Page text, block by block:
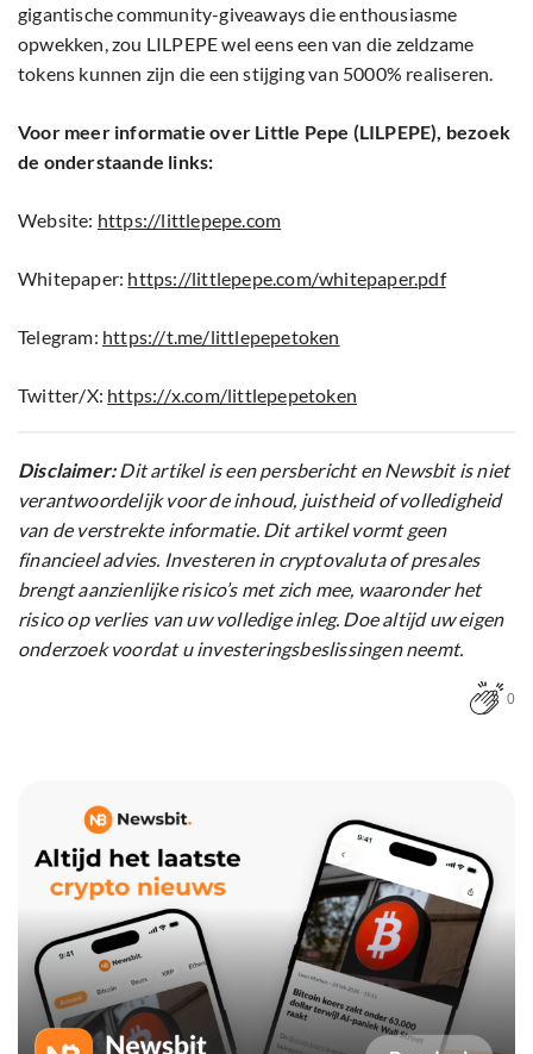
gigantische community-giveaways die enthousiasme
opwekken, zou LILPEPE wel eens een van die zeldzame
tokens kunnen zijn die een stijging van 5000% realiseren.
Voor meer informatie over Little Pepe (LILPEPE), bezoek
de onderstaande links:
Website: https://littlepepe.com
Whitepaper: https://littlepepe.com/whitepaper.pdf
Telegram: https://t.me/littlepepetoken
Twitter/X: https://x.com/littlepepetoken
Disclaimer:Dit artikel is een persbericht en Newsbit is niet
verantwoordelijk voor de inhoud, juistheid of volledigheid
van de verstrekte informatie. Dit artikel vormt geen
financieel advies. Investeren in cryptovaluta of presales
brengt aanzienlijke risico’s met zich mee, waaronder het
risico op verlies van uw volledige inleg. Doe altijd uw eigen
onderzoek voordat u investeringsbeslissingen neemt.
0